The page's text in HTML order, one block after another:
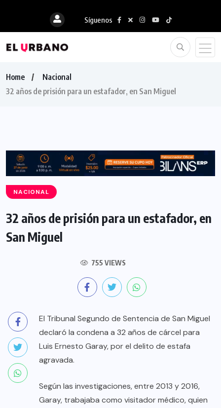
Síguenos
Home
Nacional
32 años de prisión para un estafador, en San Miguel
NACIONAL
32 años de prisión para un estafador, en
San Miguel
755 VIEWS
El Tribunal Segundo de Sentencia de San Miguel
declaró la condena a 32 años de cárcel para
Luis Ernesto Garay, por el delito de estafa
agravada.
Según las investigaciones, entre 2013 y 2016,
Garay, trabajaba como visitador médico, quien